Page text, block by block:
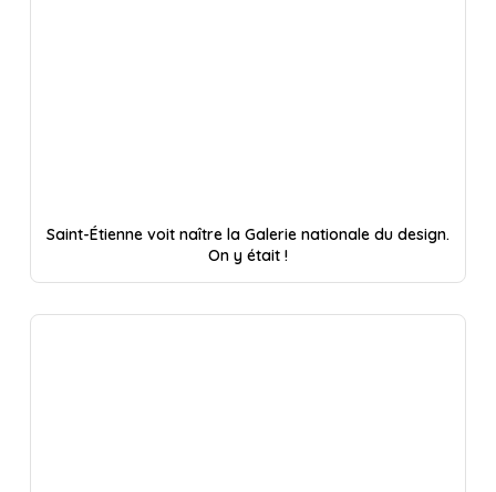
Saint-Étienne voit naître la Galerie nationale du design.
On y était !